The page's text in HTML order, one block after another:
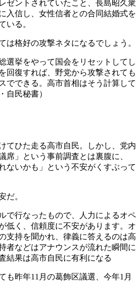
ゼントされていたこと、長島昭久衆
入信し、女性信者との合同結婚式を
いる。
は格好の攻撃ネタになるでしょう。
選挙をやって国会をリセットしてし
回復すれば、野党から攻撃されても
でできる。高市首相はそう計算して
自民秘書）
てひた走る高市自民。しかし、党内
席」という事前調査とは裏腹に、
ないかも」という不安がくすぶって
だ。
で行なったもので、人力によるオペ
低く、信頼度に不安があります。オ
支持を聞かれ、律義に答えるのは高
者などはアナウンスが流れた瞬間に
結果は高市自民に有利になる
も昨年11月の葛飾区議選、今年1月